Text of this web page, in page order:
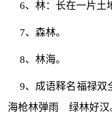
6、林：长在一片土
7、森林。
8、林海。
9、成语释名福禄
海枪林弹雨 绿林好汉